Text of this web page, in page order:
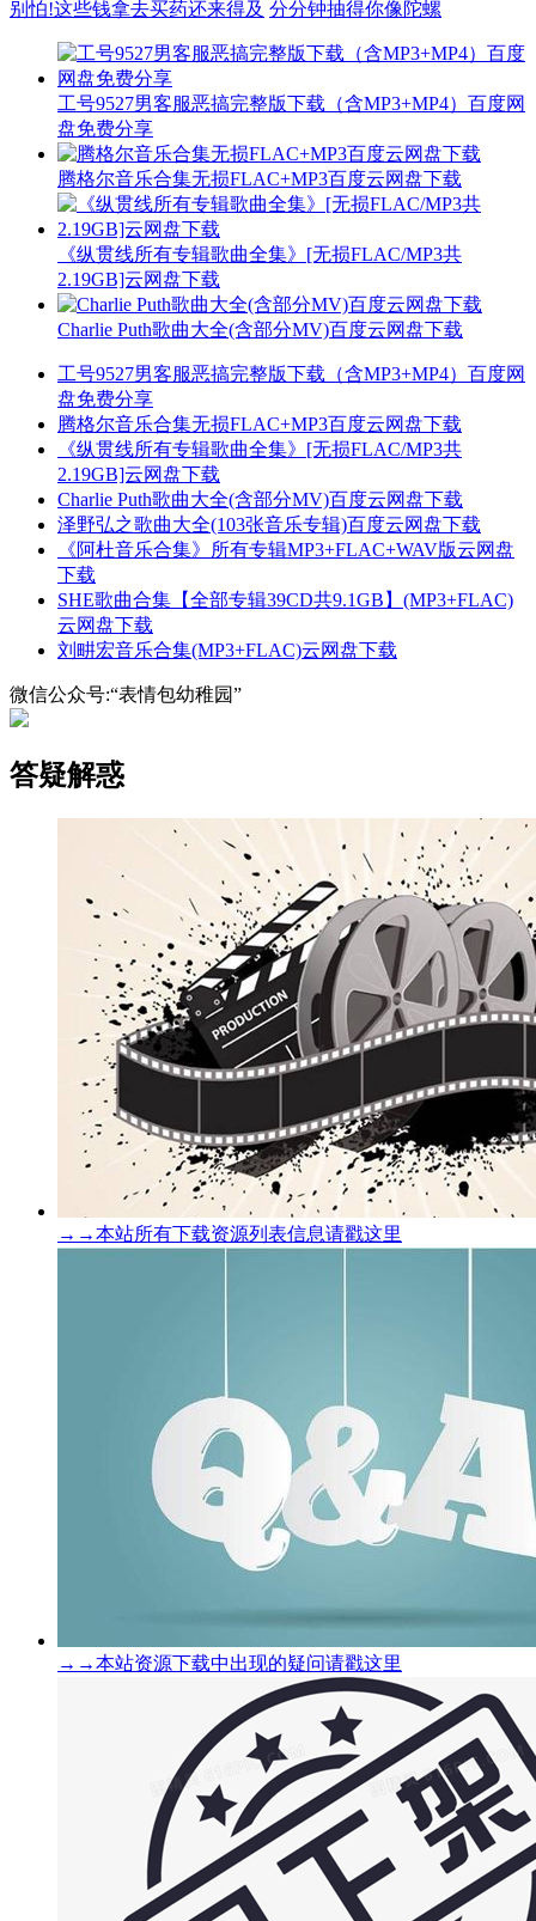
别怕!这些钱拿去买药还来得及 分分钟抽得你像陀螺
工号9527男客服恶搞完整版下载（含MP3+MP4）百度网
盘免费分享
腾格尔音乐合集无损FLAC+MP3百度云网盘下载
《纵贯线所有专辑歌曲全集》[无损FLAC/MP3共
2.19GB]云网盘下载
Charlie Puth歌曲大全(含部分MV)百度云网盘下载
工号9527男客服恶搞完整版下载（含MP3+MP4）百度网
盘免费分享
腾格尔音乐合集无损FLAC+MP3百度云网盘下载
《纵贯线所有专辑歌曲全集》[无损FLAC/MP3共
2.19GB]云网盘下载
Charlie Puth歌曲大全(含部分MV)百度云网盘下载
泽野弘之歌曲大全(103张音乐专辑)百度云网盘下载
《阿杜音乐合集》所有专辑MP3+FLAC+WAV版云网盘
下载
SHE歌曲合集【全部专辑39CD共9.1GB】(MP3+FLAC)
云网盘下载
刘畊宏音乐合集(MP3+FLAC)云网盘下载
微信公众号:“表情包幼稚园”
答疑解惑
→→本站所有下载资源列表信息请戳这里
→→本站资源下载中出现的疑问请戳这里